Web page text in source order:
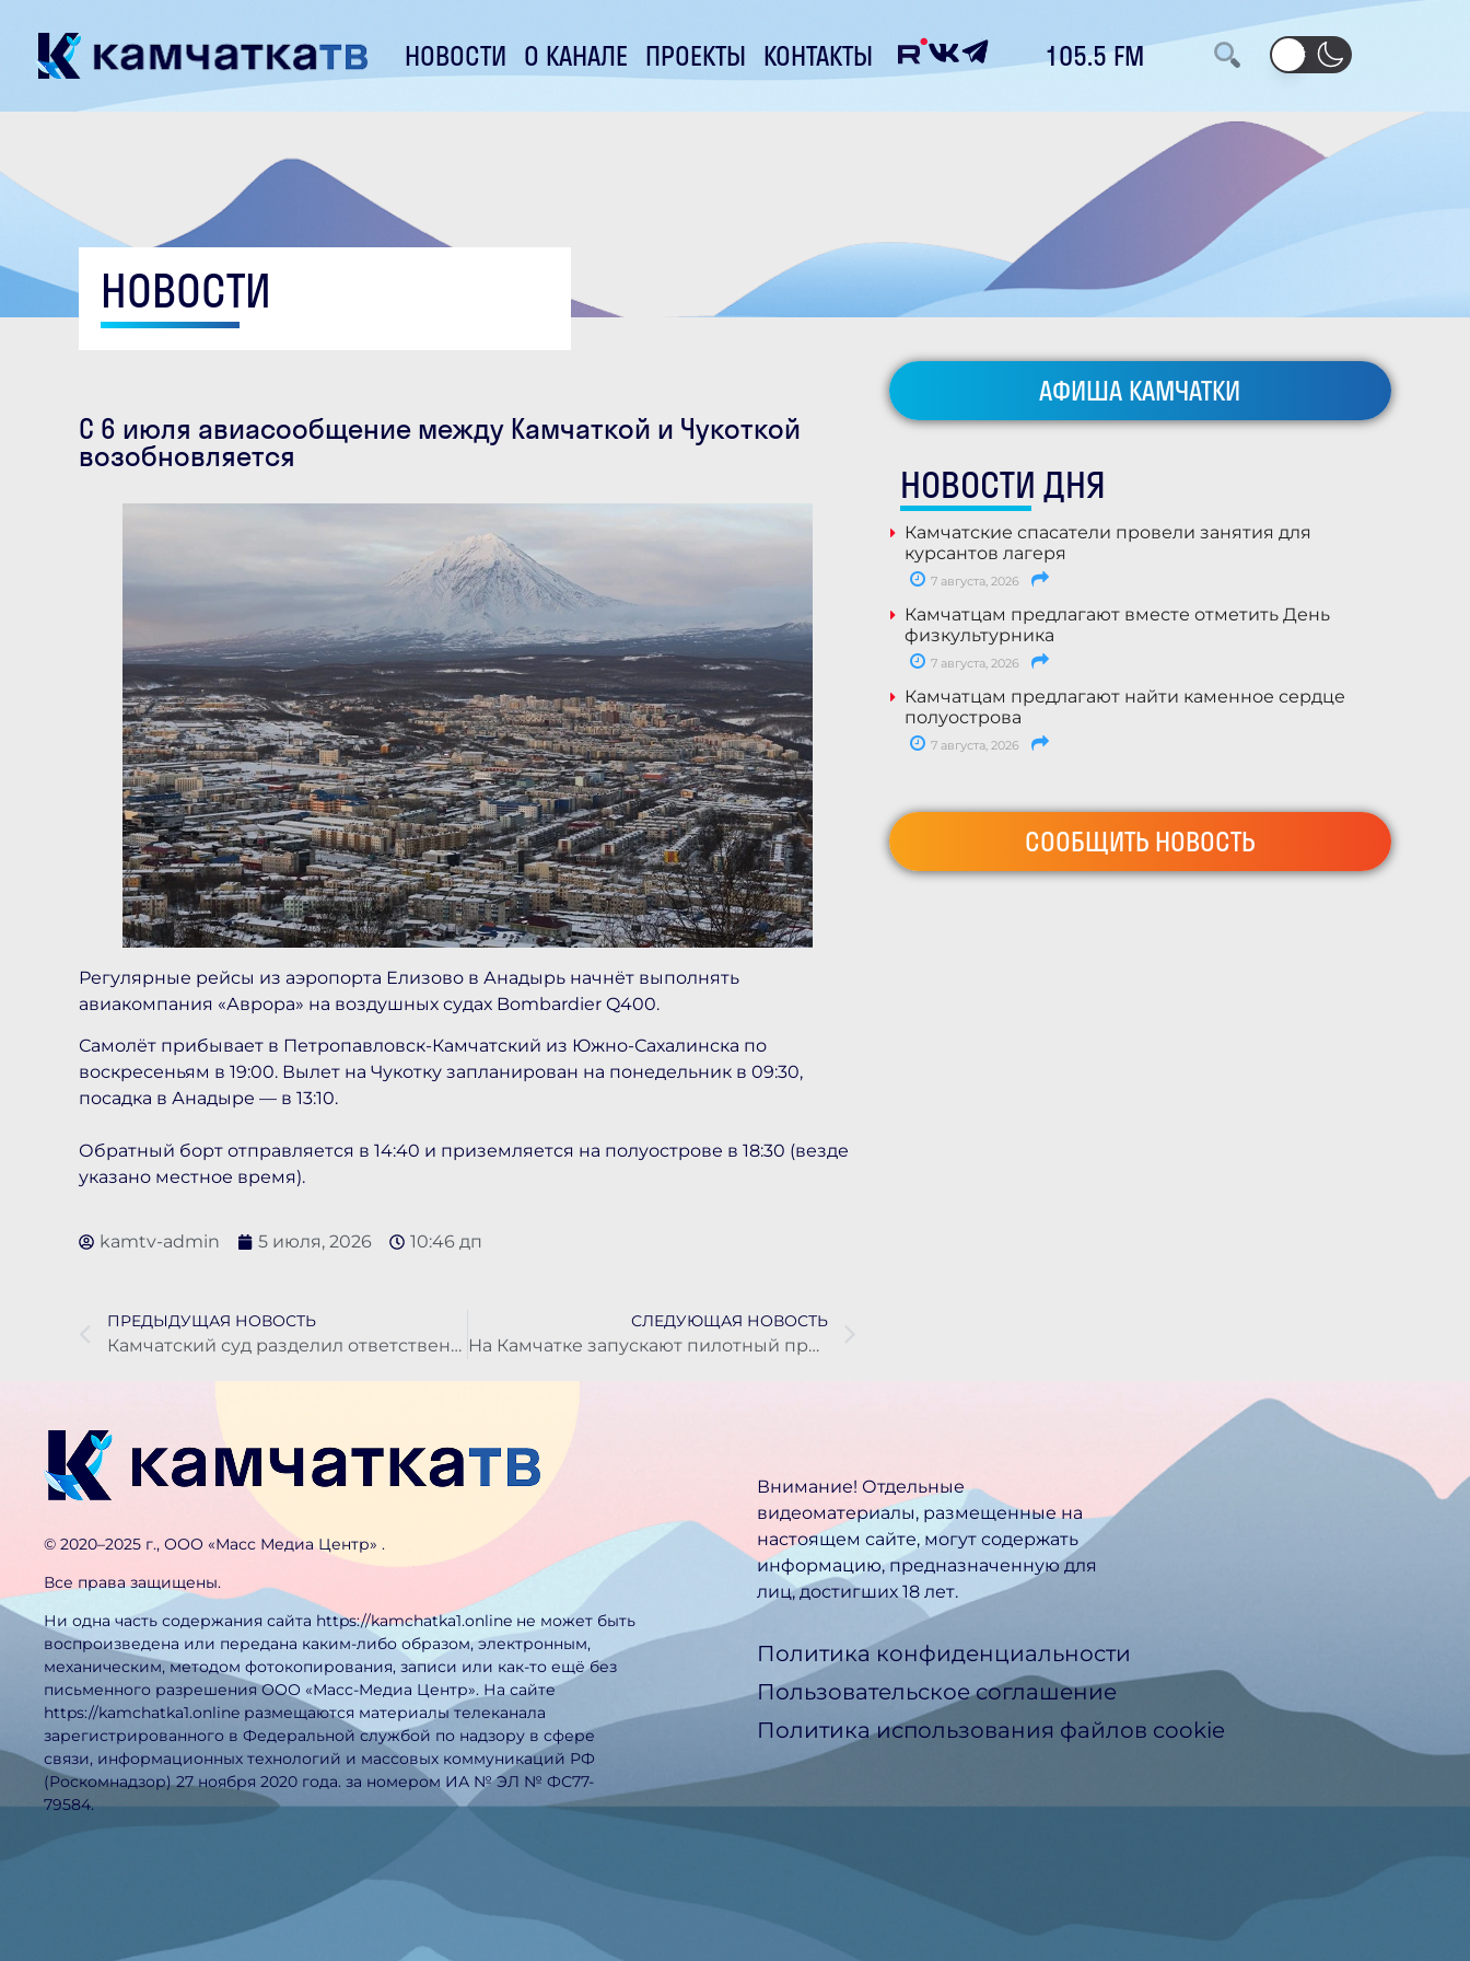
НОВОСТИ О КАНАЛЕ ПРОЕКТЫ КОНТАКТЫ 105.5 FM
НОВОСТИ
С 6 июля авиасообщение между Камчаткой и Чукоткой
возобновляется
Регулярные рейсы из аэропорта Елизово в Анадырь начнёт выполнять
авиакомпания «Аврора» на воздушных судах Bombardier Q400.
Самолёт прибывает в Петропавловск-Камчатский из Южно-Сахалинска по
воскресеньям в 19:00. Вылет на Чукотку запланирован на понедельник в 09:30,
посадка в Анадыре — в 13:10.
Обратный борт отправляется в 14:40 и приземляется на полуострове в 18:30 (везде
указано местное время).
kamtv-admin 5 июля, 2026 10:46 дп
ПРЕДЫДУЩАЯ НОВОСТЬ
Камчатский суд разделил ответственность между водителями в ДТП двухлетней давности
СЛЕДУЮЩАЯ НОВОСТЬ
На Камчатке запускают пилотный проект по оказанию госуслуг в почтовых отделениях
АФИША КАМЧАТКИ
НОВОСТИ ДНЯ
Камчатские спасатели провели занятия для
курсантов лагеря
7 августа, 2026
Камчатцам предлагают вместе отметить День
физкультурника
7 августа, 2026
Камчатцам предлагают найти каменное сердце
полуострова
7 августа, 2026
СООБЩИТЬ НОВОСТЬ
©️ 2020–2025 г., ООО «Масс Медиа Центр» .
Все права защищены.
Ни одна часть содержания сайта https://kamchatka1.online не может быть
воспроизведена или передана каким-либо образом, электронным,
механическим, методом фотокопирования, записи или как-то ещё без
письменного разрешения ООО «Масс-Медиа Центр». На сайте
https://kamchatka1.online размещаются материалы телеканала
зарегистрированного в Федеральной службой по надзору в сфере
связи, информационных технологий и массовых коммуникаций РФ
(Роскомнадзор) 27 ноября 2020 года. за номером ИА № ЭЛ № ФС77-
79584.
Внимание! Отдельные
видеоматериалы, размещенные на
настоящем сайте, могут содержать
информацию, предназначен­ную для
лиц, достигших 18 лет.
Политика конфиденциальности
Пользовательское соглашение
Политика использования файлов cookie